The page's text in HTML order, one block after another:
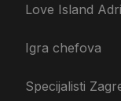
Love Island
Igra chefova
Specijalisti